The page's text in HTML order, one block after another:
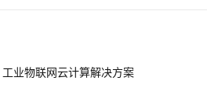
量可以有小数点
PAL多用户使用(单指数平滑法
业物联网云计算解决方案